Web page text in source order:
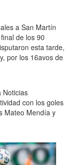
a San Martín
de los 90
esta tarde,
por los 16avos de
Noticias
con los goles
Mateo Mendía y